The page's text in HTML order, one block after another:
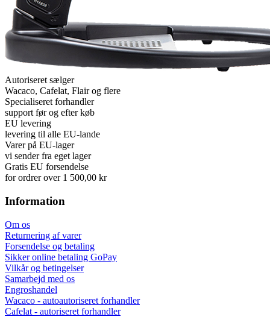
Autoriseret sælger
Wacaco, Cafelat, Flair og flere
Specialiseret forhandler
support før og efter køb
EU levering
levering til alle EU-lande
Varer på EU-lager
vi sender fra eget lager
Gratis EU forsendelse
for ordrer over 1 500,00 kr
Information
Om os
Returnering af varer
Forsendelse og betaling
Sikker online betaling GoPay
Vilkår og betingelser
Samarbejd med os
Engroshandel
Wacaco - autoautoriseret forhandler
Cafelat - autoriseret forhandler